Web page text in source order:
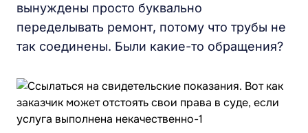
вынуждены просто буквально
переделывать ремонт, потому что трубы не
так соединены. Были какие-то обращения?